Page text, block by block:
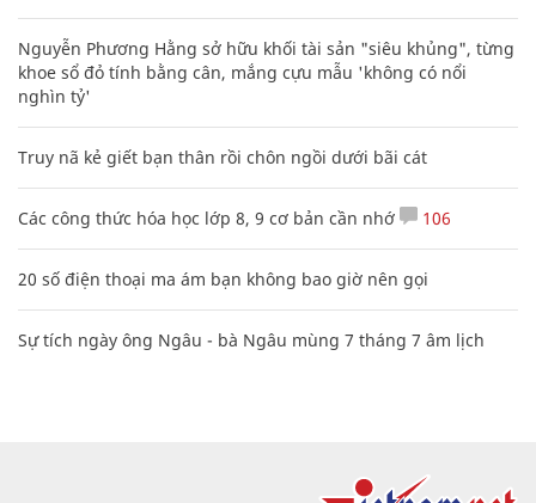
Nguyễn Phương Hằng sở hữu khối tài sản "siêu khủng", từng
khoe sổ đỏ tính bằng cân, mắng cựu mẫu 'không có nổi
nghìn tỷ'
Truy nã kẻ giết bạn thân rồi chôn ngồi dưới bãi cát
Các công thức hóa học lớp 8, 9 cơ bản cần nhớ 106
20 số điện thoại ma ám bạn không bao giờ nên gọi
Sự tích ngày ông Ngâu - bà Ngâu mùng 7 tháng 7 âm lịch